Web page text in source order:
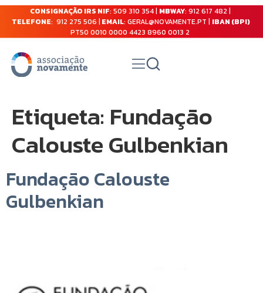
CONSIGNAÇÃO IRS NIF: 509 310 354 | MBWAY: 912 617 482 |
TELEFONE: 912 275 506 | EMAIL: GERAL@NOVAMENTE.PT | IBAN (BPI)
PT50 0010 0000 4423 8960 0013 2
Etiqueta: Fundação
Calouste Gulbenkian
Fundação Calouste
Gulbenkian